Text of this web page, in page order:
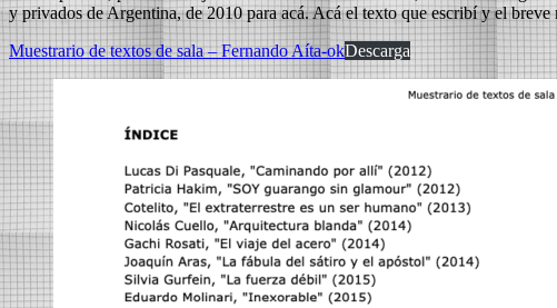
y privados de Argentina, de 2010 para acá. Acá el texto que escribí y el
Muestrario de textos de sala – Fernando Aíta-okDescarga